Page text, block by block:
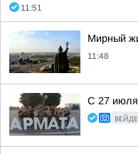
11:51
Мирный
11:48
С 27 июля